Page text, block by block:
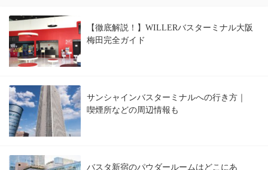
【徹底解説！】WILLERバスターミナル大阪
梅田完全ガイド
サンシャインバスターミナルへの行き方｜
喫煙所などの周辺情報も
バスタ新宿のパウダールームはどこにあ